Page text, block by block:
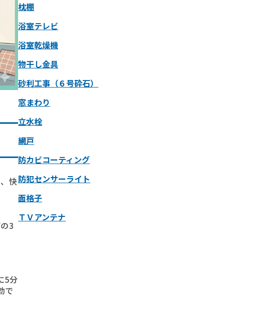
快
3
5分
で
枕棚
浴室テレビ
浴室乾燥機
物干し金具
砂利工事（６号砕石）
窓まわり
立水栓
網戸
防カビコーティング
防犯センサーライト
面格子
ＴＶアンテナ